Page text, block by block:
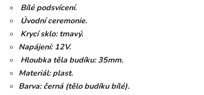
Bílé podsvícení.
Úvodní ceremonie.
Krycí sklo: tmavý.
Napájení: 12V.
Hloubka těla budíku: 35mm.
Materiál: plast.
Barva: černá (tělo budíku bílé).